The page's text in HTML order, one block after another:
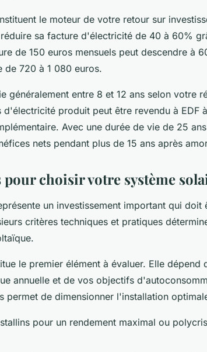
le moteur de votre retour sur
sa facture d'électricité de 40 à 60%
de 150 euros mensuels peut descendre à
de 720 à 1 080 euros.
généralement entre 8 et 12 ans selon votre
produit peut être revendu à EDF
Avec une durée de vie de 25
nets pendant plus de 15 ans après
pour choisir votre système
un investissement important qui doit
critères techniques et pratiques
le premier élément à évaluer. Elle dépend
annuelle et de vos objectifs
permet de dimensionner l'installation
pour un rendement maximal ou